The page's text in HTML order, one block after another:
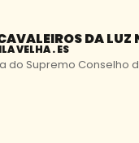
DA LUZ
VELHA . ES
do Supremo Conselho